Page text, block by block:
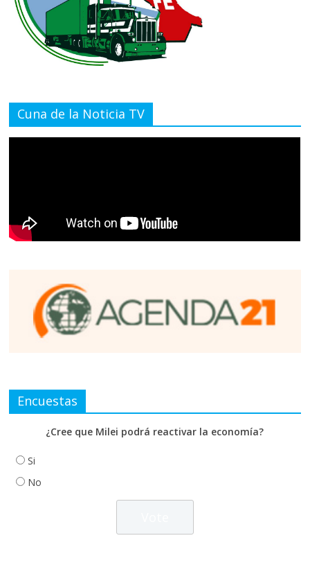
Cuna de la Noticia TV
Encuestas
¿Cree que Milei podrá reactivar la economía?
Si
No